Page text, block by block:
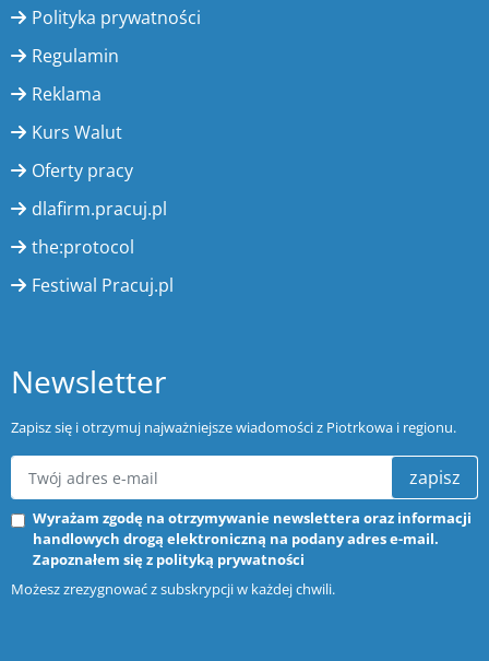
Polityka prywatności
Regulamin
Reklama
Kurs Walut
Oferty pracy
dlafirm.pracuj.pl
the:protocol
Festiwal Pracuj.pl
Newsletter
Zapisz się i otrzymuj najważniejsze wiadomości z Piotrkowa i regionu.
zapisz
Wyrażam zgodę na otrzymywanie newslettera oraz informacji
handlowych drogą elektroniczną na podany adres e-mail.
Zapoznałem się z polityką prywatności
Możesz zrezygnować z subskrypcji w każdej chwili.